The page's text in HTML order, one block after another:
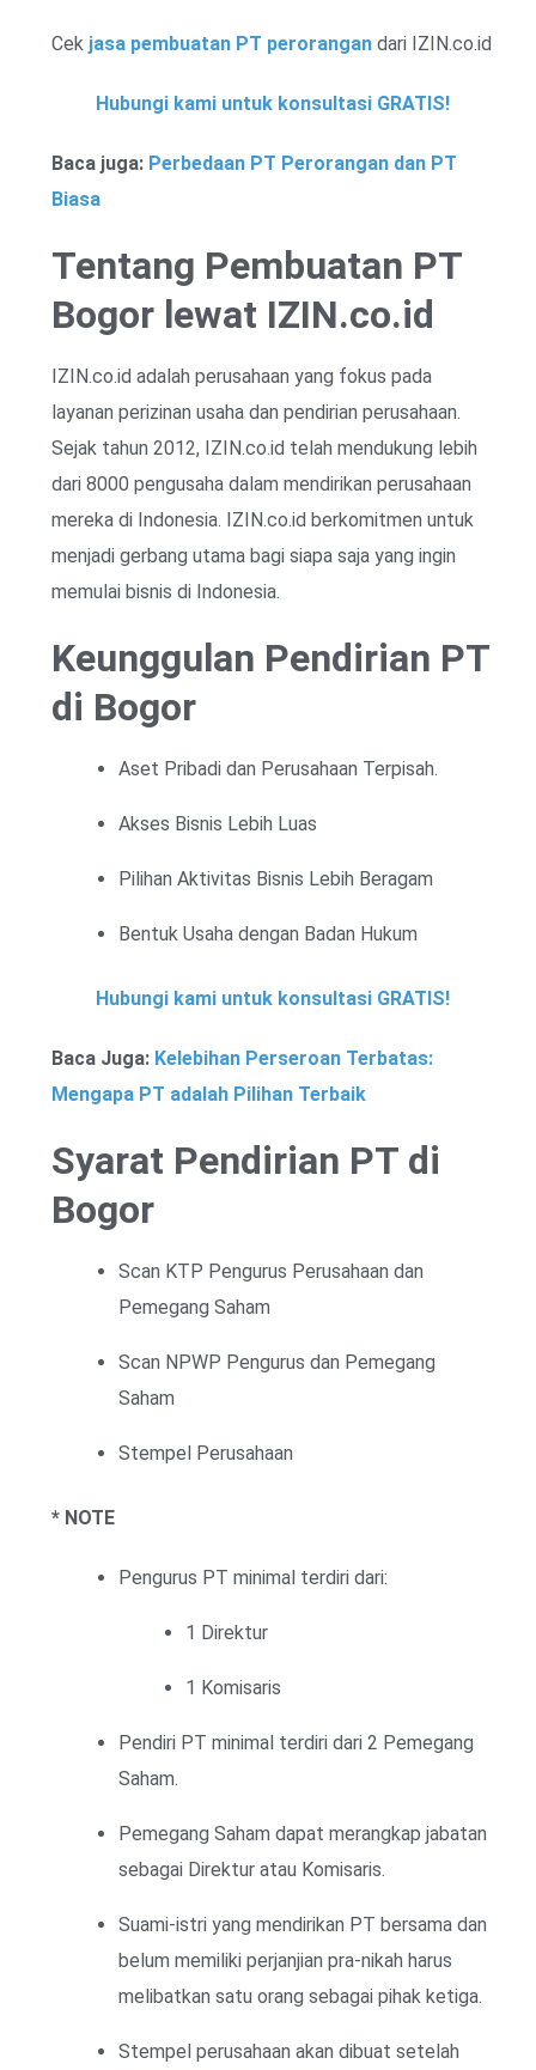
Cek jasa pembuatan PT perorangan dari IZIN.co.id
Hubungi kami untuk konsultasi GRATIS!
Baca juga: Perbedaan PT Perorangan dan PT
Biasa
Tentang Pembuatan PT
Bogor lewat IZIN.co.id
IZIN.co.id adalah perusahaan yang fokus pada
layanan perizinan usaha dan pendirian perusahaan.
Sejak tahun 2012, IZIN.co.id telah mendukung lebih
dari 8000 pengusaha dalam mendirikan perusahaan
mereka di Indonesia. IZIN.co.id berkomitmen untuk
menjadi gerbang utama bagi siapa saja yang ingin
memulai bisnis di Indonesia.
Keunggulan Pendirian PT
di Bogor
Aset Pribadi dan Perusahaan Terpisah.
Akses Bisnis Lebih Luas
Pilihan Aktivitas Bisnis Lebih Beragam
Bentuk Usaha dengan Badan Hukum
Hubungi kami untuk konsultasi GRATIS!
Baca Juga: Kelebihan Perseroan Terbatas:
Mengapa PT adalah Pilihan Terbaik
Syarat Pendirian PT di
Bogor
Scan KTP Pengurus Perusahaan dan
Pemegang Saham
Scan NPWP Pengurus dan Pemegang
Saham
Stempel Perusahaan
* NOTE
Pengurus PT minimal terdiri dari:
1 Direktur
1 Komisaris
Pendiri PT minimal terdiri dari 2 Pemegang
Saham.
Pemegang Saham dapat merangkap jabatan
sebagai Direktur atau Komisaris.
Suami-istri yang mendirikan PT bersama dan
belum memiliki perjanjian pra-nikah harus
melibatkan satu orang sebagai pihak ketiga.
Stempel perusahaan akan dibuat setelah